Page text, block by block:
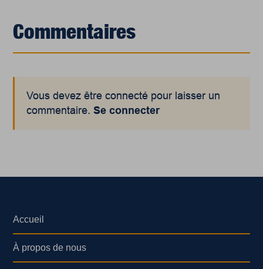
Commentaires
Vous devez être connecté pour laisser un
commentaire.Se connecter
Accueil
À propos de nous